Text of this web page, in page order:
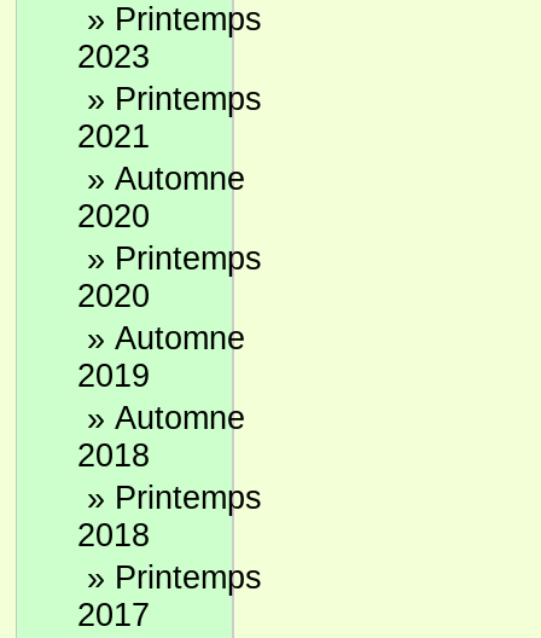
» Printemps
2023
» Printemps
2021
» Automne
2020
» Printemps
2020
» Automne
2019
» Automne
2018
» Printemps
2018
» Printemps
2017